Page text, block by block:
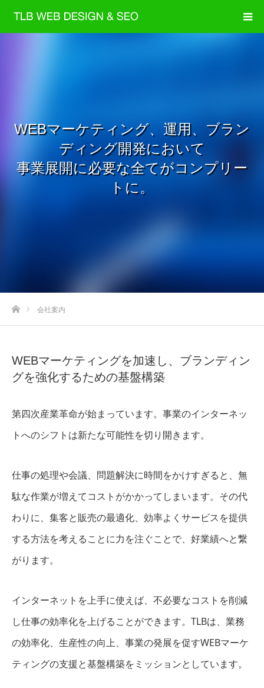
WEBマーケティング、運用、ブラン
ディング開発において
事業展開に必要な全てがコンプリー
トに。
ホーム会社案内
WEBマーケティングを加速し、ブランディン
グを強化するための基盤構築
第四次産業革命が始まっています。事業のインターネッ
トへのシフトは新たな可能性を切り開きます。
仕事の処理や会議、問題解決に時間をかけすぎると、無
駄な作業が増えてコストがかかってしまいます。その代
わりに、集客と販売の最適化、効率よくサービスを提供
する方法を考えることに力を注ぐことで、好業績へと繋
がります。
インターネットを上手に使えば、不必要なコストを削減
し仕事の効率化を上げることができます。TLBは、業務
の効率化、生産性の向上、事業の発展を促すWEBマーケ
ティングの支援と基盤構築をミッションとしています。